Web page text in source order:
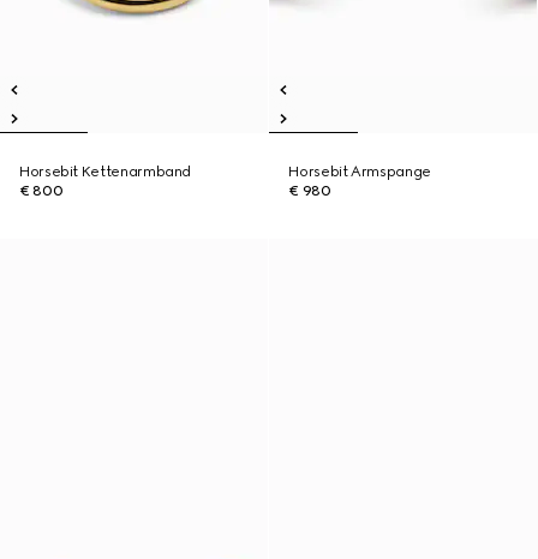
Horsebit Kettenarmband
€ 800
Horsebit Armspange
€ 980